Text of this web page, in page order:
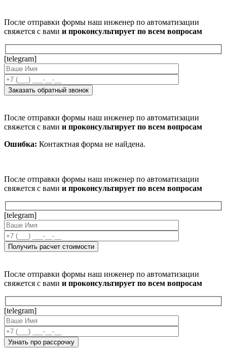
После отправки формы наш инженер по автоматизации
свяжется с вами и проконсультирует по всем вопросам
[telegram]
После отправки формы наш инженер по автоматизации
свяжется с вами и проконсультирует по всем вопросам
Ошибка: Контактная форма не найдена.
После отправки формы наш инженер по автоматизации
свяжется с вами и проконсультирует по всем вопросам
[telegram]
После отправки формы наш инженер по автоматизации
свяжется с вами и проконсультирует по всем вопросам
[telegram]